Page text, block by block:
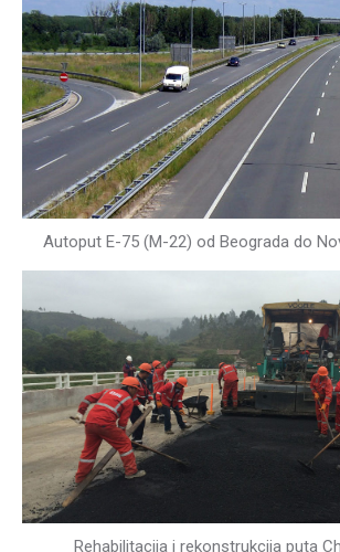
Autoput E-75 (M-22) od Beograda do
Rehabilitacija i rekonstrukcija puta